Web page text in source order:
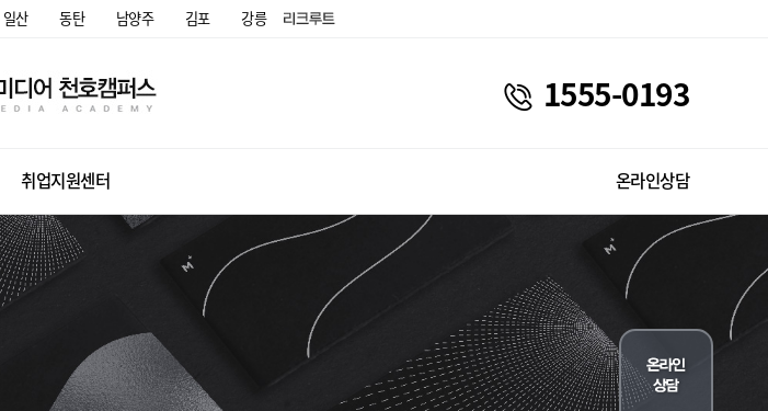
일산 동탄 남양주 김포 강릉
1555-0193
취업지원센터 온라인상담